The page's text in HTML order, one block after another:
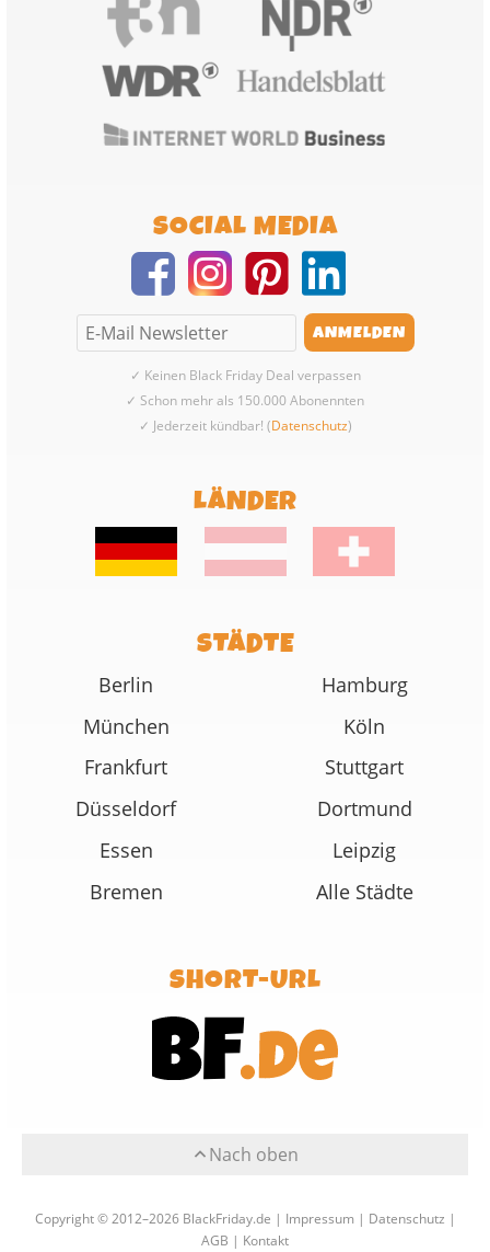
SOCIAL MEDIA
✓ Keinen Black Friday Deal verpassen
✓ Schon mehr als 150.000 Abonennten
✓ Jederzeit kündbar! (Datenschutz)
LÄNDER
STÄDTE
Berlin
Hamburg
München
Köln
Frankfurt
Stuttgart
Düsseldorf
Dortmund
Essen
Leipzig
Bremen
Alle Städte
SHORT-URL
Nach oben
Copyright © 2012–2026 BlackFriday.de | Impressum | Datenschutz |
AGB | Kontakt